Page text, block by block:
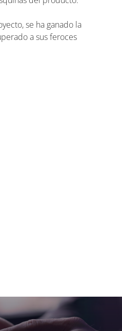
se ha ganado la
a sus feroces